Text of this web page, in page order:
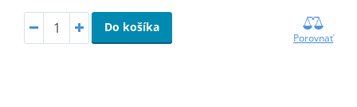
Do košíka
Porovnať